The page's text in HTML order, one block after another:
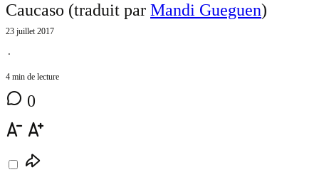
Caucaso (traduit par Mandi Gueguen)
23 juillet 2017
⋅
4 min de lecture
0